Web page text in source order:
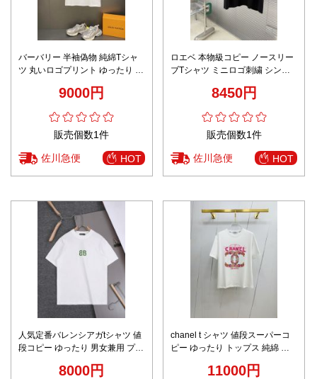
バーバリー 半袖偽物 純綿Tシャ
ツ 丸いロゴプリント ゆったり カ
感 ホワイト9000円
販売個数1件
佐川急便 HOT
ロエベ 本物級コピー ノースリー
ブTシャツ ミニロゴ刺繍 シンプ
8450円
販売個数1件
佐川急便 HOT
人気定番バレンシアガtシャツ 値
段コピー ゆったり 男女兼用 プリ
かい ホワイト8000円
chanel t シャツ 値段スーパーコ
ピー ゆったり トップス 純綿 ロ
11000円